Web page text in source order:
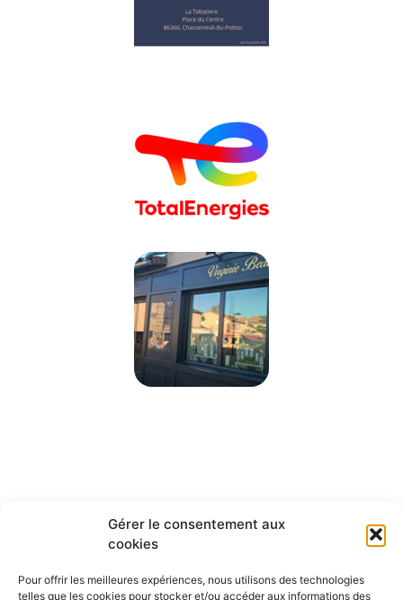
Gérer le consentement aux
cookies
Pour offrir les meilleures expériences, nous utilisons des technologies
telles que les cookies pour stocker et/ou accéder aux informations des